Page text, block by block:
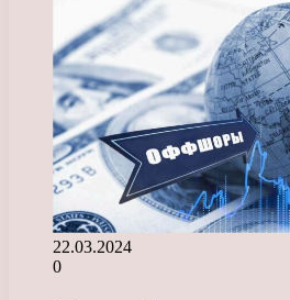
22.03.2024
0